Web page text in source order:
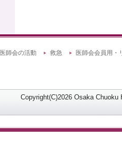
医師会の活動 救急 医師会会員用・
Copyright(C)2026 Osaka